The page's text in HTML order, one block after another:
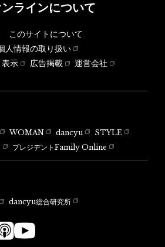
ラインについて
このサイトについて
人情報の取り扱い
表示
広告掲載
運営会社
WOMAN dancyu
STYLE
プレジデントFamily Online
dancyu総合研究所